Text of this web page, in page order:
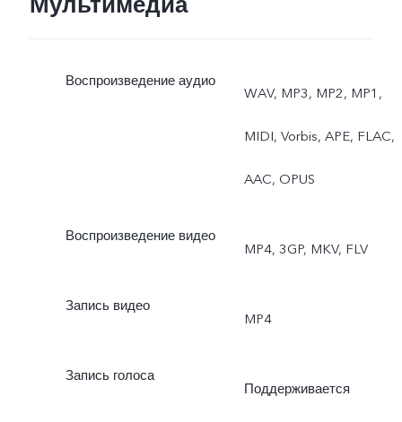
Воспроизведение аудио
WAV, MP3, MP2, MP1,
MIDI, Vorbis, APE, FLAC,
AAC, OPUS
Воспроизведение видео
MP4, 3GP, MKV, FLV
Запись видео
MP4
Запись голоса
Поддерживается